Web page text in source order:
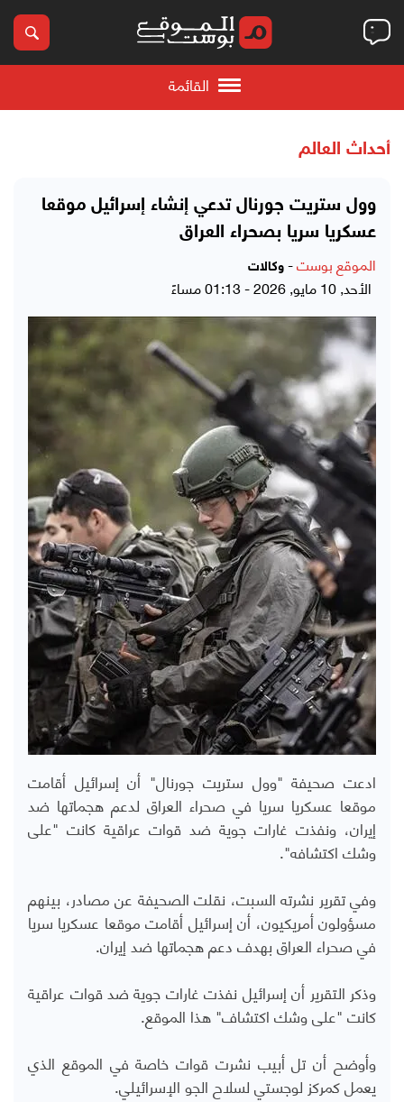
القائمة
أحداث العالم
وول ستريت جورنال تدعي إنشاء إسرائيل موقعا
عسكريا سريا بصحراء العراق
الموقع بوست- وكالات
الأحد, 10 مايو, 2026 - 01:13 مساءً
ادعت صحيفة "وول ستريت جورنال" أن إسرائيل أقامت
موقعا عسكريا سريا في صحراء العراق لدعم هجماتها ضد
إيران، ونفذت غارات جوية ضد قوات عراقية كانت "على
وشك اكتشافه".
وفي تقرير نشرته السبت، نقلت الصحيفة عن مصادر، بينهم
مسؤولون أمريكيون، أن إسرائيل أقامت موقعا عسكريا سريا
في صحراء العراق بهدف دعم هجماتها ضد إيران.
وذكر التقرير أن إسرائيل نفذت غارات جوية ضد قوات عراقية
كانت "على وشك اكتشاف" هذا الموقع.
وأوضح أن تل أبيب نشرت قوات خاصة في الموقع الذي
يعمل كمركز لوجستي لسلاح الجو الإسرائيلي.